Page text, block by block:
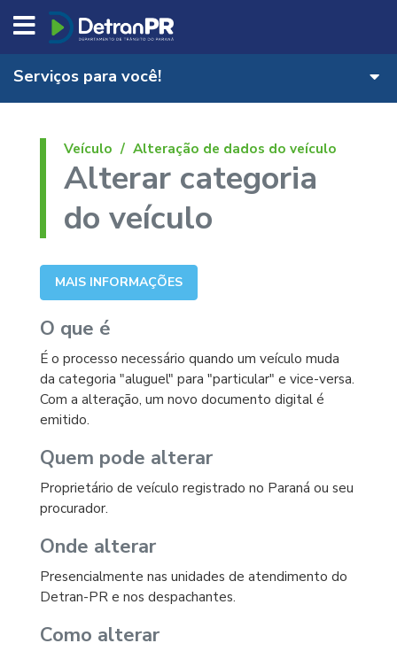
DETRAN/PR
Serviços para você!
Veículo Alteração de dados do veículo
Alterar categoria
do veículo
MAIS INFORMAÇÕES
O que é
É o processo necessário quando um veículo muda
da categoria "aluguel" para "particular" e vice-versa.
Com a alteração, um novo documento digital é
emitido.
Quem pode alterar
Proprietário de veículo registrado no Paraná ou seu
procurador.
Onde alterar
Presencialmente nas unidades de atendimento do
Detran-PR e nos despachantes.
Como alterar